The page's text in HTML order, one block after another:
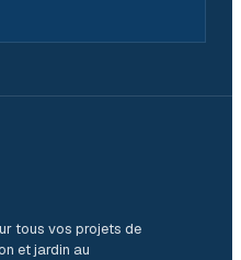
tous vos projets de
et jardin au